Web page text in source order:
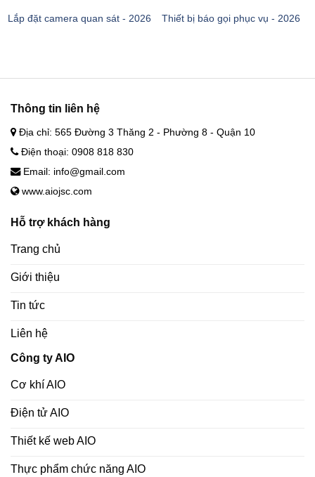
Lắp đặt camera quan sát - 2026 Thiết bị báo gọi phục vụ - 2026
Thông tin liên hệ
Địa chỉ: 565 Đường 3 Thăng 2 - Phường 8 - Quận 10
Điện thoại: 0908 818 830
Email: info@gmail.com
www.aiojsc.com
Hỗ trợ khách hàng
Trang chủ
Giới thiệu
Tin tức
Liên hệ
Công ty AIO
Cơ khí AIO
Điện tử AIO
Thiết kế web AIO
Thực phẩm chức năng AIO